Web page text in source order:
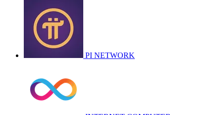
PI NETWORK